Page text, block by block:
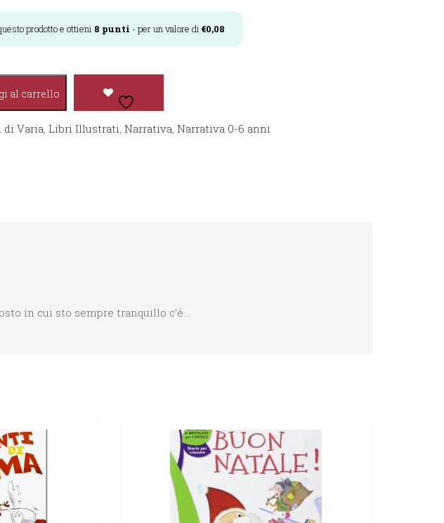
prodotto e ottieni 8 punti - per un valore di €0,08
al carrello
di Varia, Libri Illustrati, Narrativa, Narrativa 0-6 anni
in cui sto sempre tranquillo c’è…